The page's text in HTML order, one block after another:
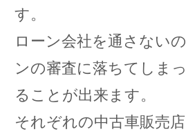
す。
ローン会社を通さない
ンの審査に落ちてしま
ることが出来ます。
それぞれの中古車販売